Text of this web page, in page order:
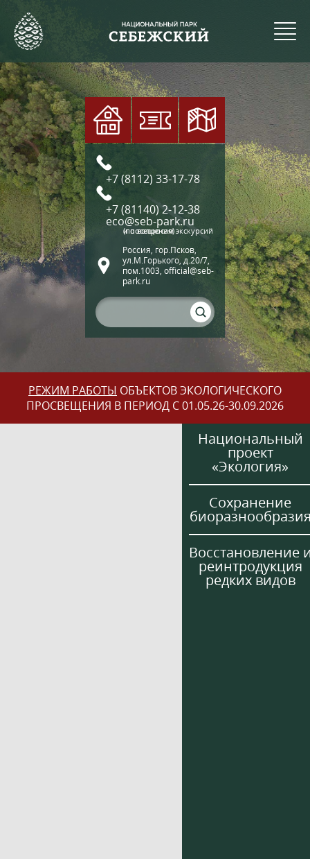
+7 (8112) 33-17-78
+7 (81140) 2-12-38
eco@seb-park.ru
(по вопросам экскурсий и посещения)
Россия, гор.Псков,
ул.М.Горького, д.20/7,
пом.1003, official@seb-
park.ru
РЕЖИМ РАБОТЫ ОБЪЕКТОВ ЭКОЛОГИЧЕСКОГО
ПРОСВЕЩЕНИЯ В ПЕРИОД С 01.05.26-30.09.2026
Национальный
проект
«Экология»
Сохранение
Восстановление
реинтродукция
редких видов